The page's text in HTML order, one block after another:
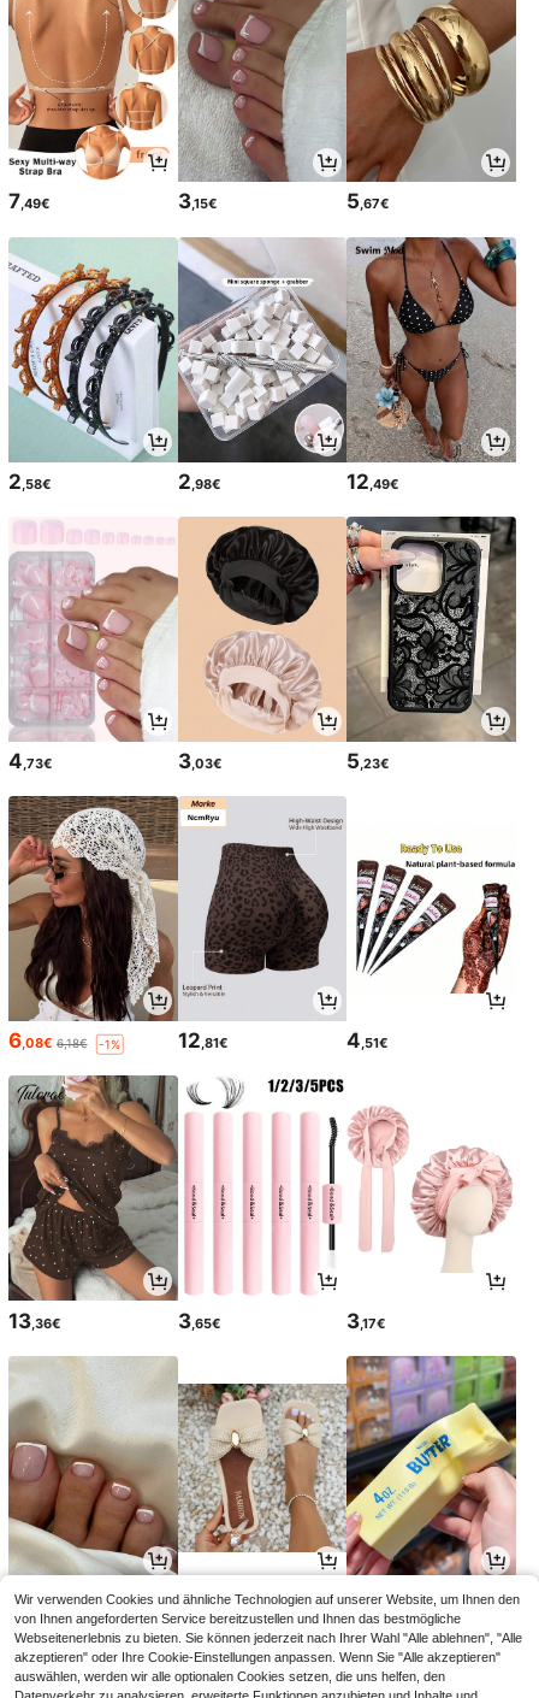
7,49€ 3,15€ 5,67€
2 ,58€ 2 ,98€ 12 ,49€
4,73€ 3,03€ 5,23€
6,08€ 6,18€ -1% 12,81€ 4,51€
13 ,36€ 3,65€ 3,17€
3,54€3,55€ 14,42€ 4,28€
Wir verwenden Cookies und ähnliche Technologien auf unserer Website, um Ihnen den
von Ihnen angeforderten Service bereitzustellen und Ihnen das bestmögliche
Webseitenerlebnis zu bieten. Sie können jederzeit nach Ihrer Wahl "Alle ablehnen", "Alle
akzeptieren" oder Ihre Cookie-Einstellungen anpassen. Wenn Sie "Alle akzeptieren"
auswählen, werden wir alle optionalen Cookies setzen, die uns helfen, den